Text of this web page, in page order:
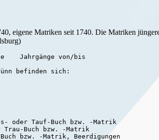
eigene Matriken seit 1740. Die Matriken
Jahrgänge von/bis
befinden sich:
oder Tauf-Buch bzw. -Matrik
Buch bzw. -Matrik
bzw. -Matrik, Beerdigungen